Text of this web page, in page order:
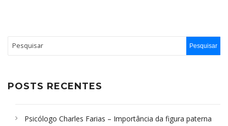
POSTS RECENTES
Psicólogo Charles Farias – Importância da figura paterna